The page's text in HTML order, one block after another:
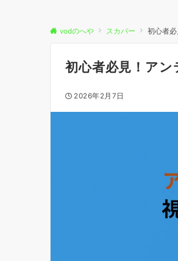
vodのへや スカパー 初心者
初心者必見！ア
2026年2月7日